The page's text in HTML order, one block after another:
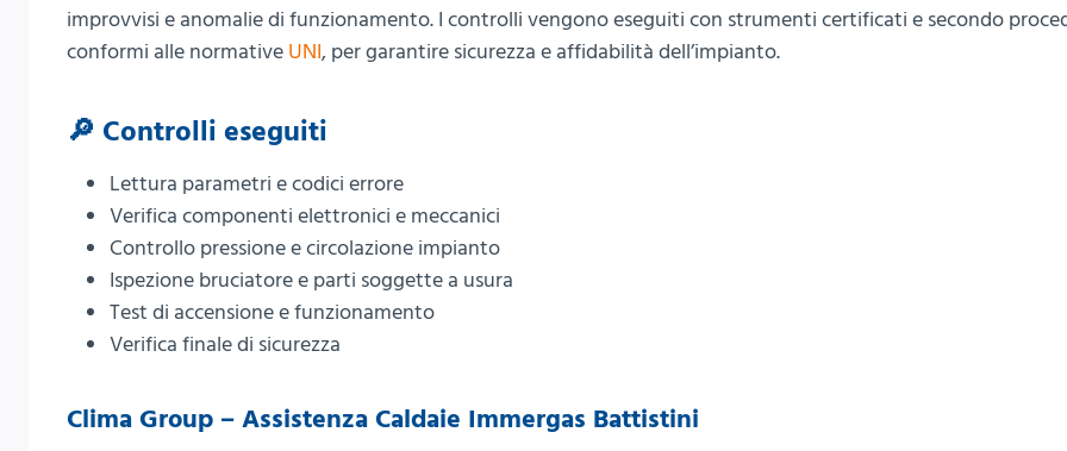
improvvisi e anomalie di funzionamento. I controlli vengono eseguiti con strumenti certificati e secondo
conformi alle normative UNI, per garantire sicurezza e affidabilità dell’impianto.
🔎 Controlli eseguiti
Lettura parametri e codici errore
Verifica componenti elettronici e meccanici
Controllo pressione e circolazione impianto
Ispezione bruciatore e parti soggette a usura
Test di accensione e funzionamento
Verifica finale di sicurezza
Clima Group – Assistenza Caldaie Immergas Battistini